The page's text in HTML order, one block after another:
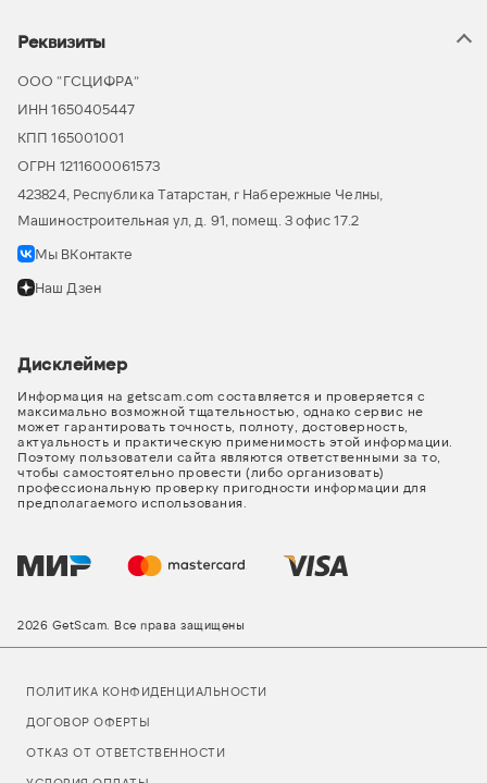
Реквизиты
ООО “ГСЦИФРА”
ИНН 1650405447
КПП 165001001
ОГРН 1211600061573
423824, Республика Татарстан, г Набережные Челны,
Машиностроительная ул, д. 91, помещ. 3 офис 17.2
Мы ВКонтакте
Наш Дзен
Дисклеймер
Информация на getscam.com составляется и проверяется с
максимально возможной тщательностью, однако сервис не
может гарантировать точность, полноту, достоверность,
актуальность и практическую применимость этой информации.
Поэтому пользователи сайта являются ответственными за то,
чтобы самостоятельно провести (либо организовать)
профессиональную проверку пригодности информации для
предполагаемого использования.
2026 GetScam. Все права защищены
ПОЛИТИКА КОНФИДЕНЦИАЛЬНОСТИ
ДОГОВОР ОФЕРТЫ
ОТКАЗ ОТ ОТВЕТСТВЕННОСТИ